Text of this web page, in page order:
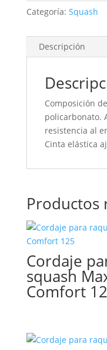
Categoría: Squash
Descripción
Composición
policarbonato.
resistencia al
Cinta elástica
Productos
Cordaje
squash
Comfort